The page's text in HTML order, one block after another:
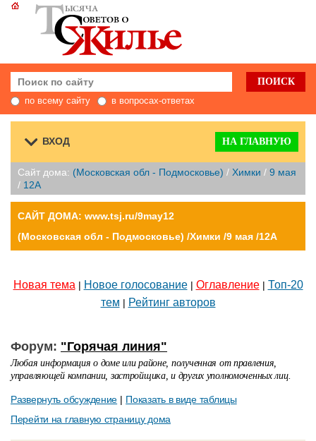
по всему сайту в вопросах-ответах
ВХОД НА ГЛАВНУЮ
Сайт дома: (Московская обл - Подмосковье) / Химки / 9 мая
/ 12А
САЙТ ДОМА: www.tsj.ru/9may12
(Московская обл - Подмосковье) /Химки /9 мая /12А
Новая тема | Новое голосование| Оглавление| Топ-20
тем | Рейтинг авторов
Форум: "Горячая линия"
Любая информация о доме или районе, полученная от правления,
управляющей компании, застройщика, и других уполномоченных лиц.
Развернуть обсуждение | Показать в виде таблицы
Перейти на главную страницу дома